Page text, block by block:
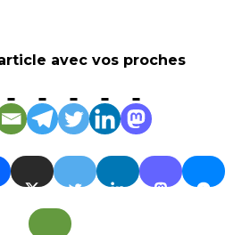
avec vos proches